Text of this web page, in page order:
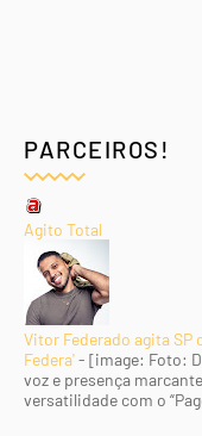
PARCEIROS!
Agito Total
Vitor Federado agita SP
Federa'- [image: Foto:
voz e presença
versatilidade com o